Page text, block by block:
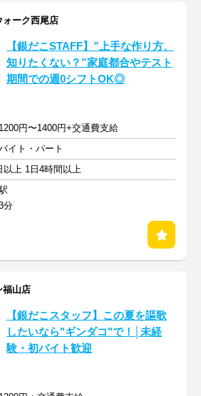
ーク西尾店
【銀だこSTAFF】”上手な作り方、
知りたくない？”家庭都合やテスト
期間での週0シフトOK◎
円〜1400円+交通費支給
イト・パート
以上 1日4時間以上
分
福山店
【銀だこスタッフ】この夏を謳歌
したいなら"ギンダコ"で！│未経
験・初バイト歓迎